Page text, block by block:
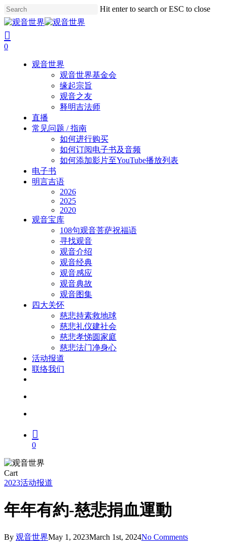
Skip
to
main
content
Hit enter to search or ESC to close
Close
Search
search
account
0
观音世界
观音世界基金会
缘起宗旨
观音之友
释明吉法师
直播
常见问题 / 指南
如何进行购买
如何订阅电子书及音频
如何添加影片至YouTube播放列表
电子书
明言吉语
2026
2025
2020
观音宝库
108句观音菩萨祝福语
寻找观音
观音介绍
观音经典
观音感应
观音典故
观音图集
四大关怀
慈悲持素救地球
慈悲礼仪建社会
慈悲孝悌圆家庭
慈悲法门净身心
活动报道
联络我们
0
CartClose
Cart
2023活动报道
年年有約-慈悲捐血運動
By 观音世界May 1, 2023March 1st, 2024No Comments